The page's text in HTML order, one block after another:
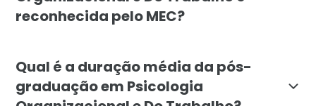
reconhecida pelo MEC?
Qual é a duração média da pós-
graduação em Psicologia